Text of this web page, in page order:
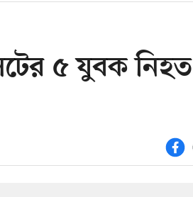
৫ যুবক নিহত